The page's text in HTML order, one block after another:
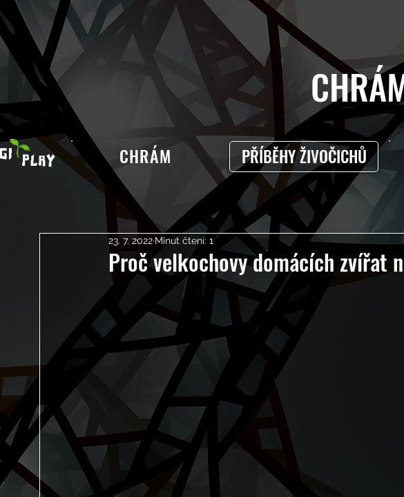
CHRÁM PŘÍBĚHY ŽIVOČICHŮ
Proč velkochovy domácích zvířat
23. 7. 2022 Minut čtení: 1